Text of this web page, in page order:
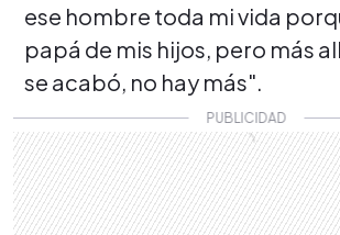
ese hombre toda mi vida
papá de mis hijos, pero más
se acabó, no hay más".